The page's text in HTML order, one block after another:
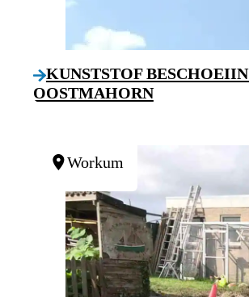
KUNSTSTOF
OOSTMAHORN
Workum